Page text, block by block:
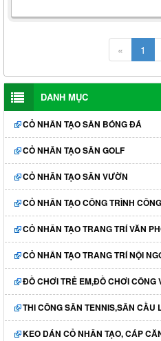
« 1
DANH MỤC
CỎ NHÂN TẠO SÂN BÓNG ĐÁ
CỎ NHÂN TẠO SÂN GOLF
CỎ NHÂN TẠO SÂN VƯỜN
CỎ NHÂN TẠO CÔNG TRÌNH
CỎ NHÂN TẠO TRANG TRÍ VĂN
CỎ NHÂN TẠO TRANG TRÍ NỘI
ĐỒ CHƠI TRẺ EM,ĐỒ CHƠI CÔNG
THI CÔNG SÂN TENNIS,SÂN CẦU
KEO DÁN CỎ NHÂN TẠO, CÁP